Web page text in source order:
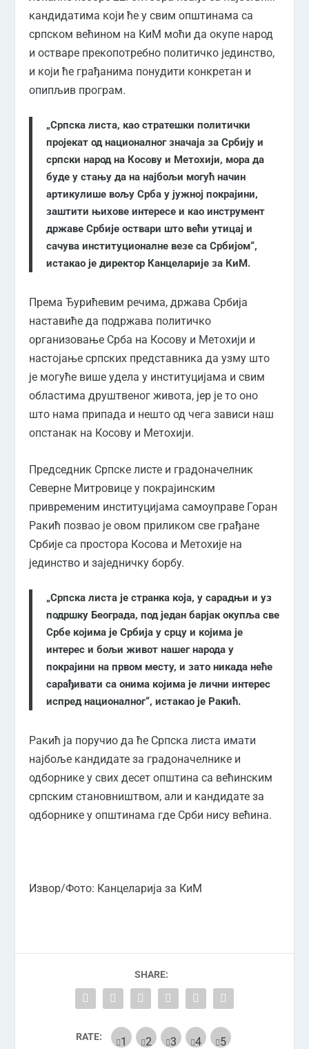
кандидатима који ће у свим општинама са
српском већином на КиМ моћи да окупе народ
и остваре прекопотребно политичко јединство,
и који ће грађанима понудити конкретан и
опипљив програм.
„Српска листа, као стратешки политички
пројекат од националног значаја за Србију и
српски народ на Косову и Метохији, мора да
буде у стању да на најбољи могућ начин
артикулише вољу Срба у јужној покрајини,
заштити њихове интересе и као инструмент
државе Србије оствари што већи утицај и
сачува институционалне везе са Србијом“,
истакао је директор Канцеларије за КиМ.
Према Ђурићевим речима, држава Србија
наставиће да подржава политичко
организовање Срба на Косову и Метохији и
настојање српских представника да узму што
је могуће више удела у институцијама и свим
областима друштвеног живота, јер је то оно
што нама припада и нешто од чега зависи наш
опстанак на Косову и Метохији.
Председник Српске листе и градоначелник
Северне Митровице у покрајинским
привременим институцијама самоуправе Горан
Ракић позвао је овом приликом све грађане
Србије са простора Косова и Метохије на
јединство и заједничку борбу.
„Српска листа је странка која, у сарадњи и уз
подршку Београда, под један барјак окупља све
Србе којима је Србија у срцу и којима је
интерес и бољи живот нашег народа у
покрајини на првом месту, и зато никада неће
сарађивати са онима којима је лични интерес
испред националног“, истакао је Ракић.
Ракић ја поручио да ће Српска листа имати
најбоље кандидате за градоначелнике и
одборнике у свих десет општина са већинским
српским становништвом, али и кандидате за
одборнике у општинама где Срби нису већина.
Извор/Фото: Канцеларија за КиМ
SHARE:
RATE: